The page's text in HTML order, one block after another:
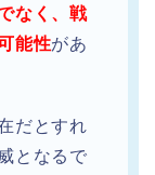
なく、戦
能性があ
だとすれ
となるで